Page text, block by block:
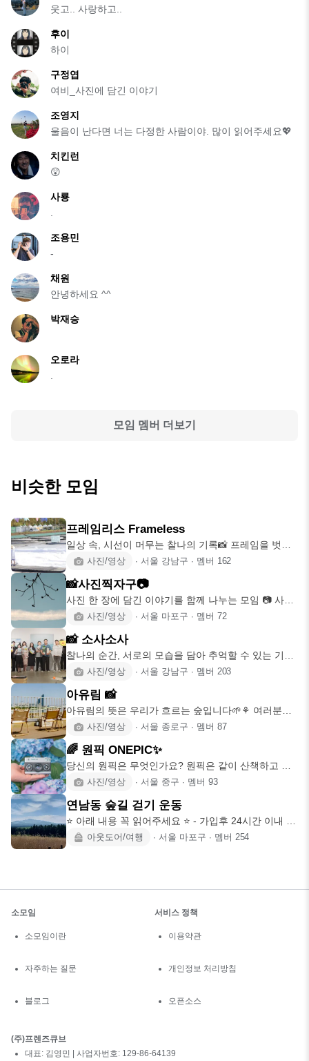
웃고.. 사랑하고..
후이
하이
구정엽
여비_사진에 담긴 이야기
조영지
울음이 난다면 너는 다정한 사람이야. 많이 읽어주세요💖
치킨런
😲
사룡
조용민
-
채원
안녕하세요 ^^
박재승
오로라
모임 멤버 더보기
비슷한 모임
프레임리스 Frameless
일상 속, 시선이 머무는 찰나의 기록📸 프레임을 벗어
나 잠시 멈출 때
사진/영상 ∙ 서울 강남구 ∙ 멤버 162
📸사진찍자구📷
사진 한 장에 담긴 이야기를 함께 나누는 모임 📷 사진
찍자구 season
사진/영상 ∙ 서울 마포구 ∙ 멤버 72
📸 소사소사
찰나의 순간, 서로의 모습을 담아 추억할 수 있는 기억
으로 남았으면 좋겠
사진/영상 ∙ 서울 강남구 ∙ 멤버 203
아유림 📸
아유림의 뜻은 우리가 흐르는 숲입니다🌱⚘ 여러분의
이야기가 궁금합니다
사진/영상 ∙ 서울 종로구 ∙ 멤버 87
🌈 원픽 ONEPIC✨
당신의 원픽은 무엇인가요? 원픽은 같이 산책하고 사
진찍는 소소한 사진
사진/영상 ∙ 서울 중구 ∙ 멤버 93
연남동 숲길 걷기 운동
⭐ 아래 내용 꼭 읽어주세요 ⭐ - 가입후 24시간 이내 자
기소개 <댓
아웃도어/여행 ∙ 서울 마포구 ∙ 멤버 254
소모임
소모임이란
자주하는 질문
블로그
서비스 정책
이용약관
개인정보 처리방침
오픈소스
(주)프렌즈큐브
대표: 김영민 | 사업자번호: 129-86-64139